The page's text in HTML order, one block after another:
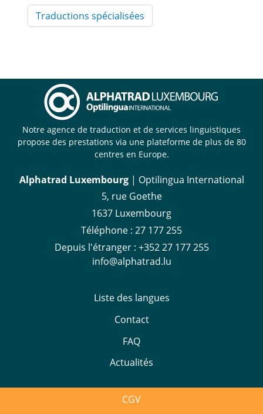
Traductions spécialisées
Notre agence de traduction et de services linguistiques
propose des prestations via une plateforme de plus de 80
centres en Europe.
Alphatrad Luxembourg | Optilingua International
5, rue Goethe
1637 Luxembourg
Téléphone : 27 177 255
Depuis l'étranger : +352 27 177 255
info@alphatrad.lu
Liste des langues
Contact
FAQ
Actualités
CGV